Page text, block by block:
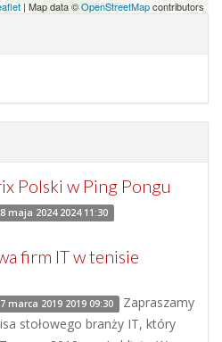
| Map data ©OpenStreetMapcontributors
Polski w Ping Pongu
maja 2024 2024 11:30
firm IT w tenisie
marca 2019 2019 09:30 Zapraszamy
stołowego branży IT, który